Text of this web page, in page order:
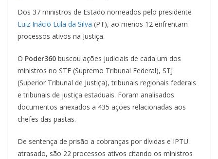
Dos 37 ministros de Estado nomeados pelo presidente
Luiz Inácio Lula da Silva (PT), ao menos 12 enfrentam
processos ativos na Justiça.
O Poder360 buscou ações judiciais de cada um dos
ministros no STF (Supremo Tribunal Federal), STJ
(Superior Tribunal de Justiça), tribunais regionais federais
e tribunais de justiça estaduais. Foram analisados
documentos anexados a 435 ações relacionadas aos
chefes das pastas.
De sentença de prisão a cobranças por dívidas e IPTU
atrasado, são 22 processos ativos citando os ministros